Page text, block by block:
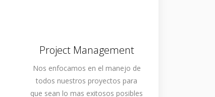
Project Management
Nos enfocamos en el manejo de
todos nuestros proyectos para
que sean lo mas exitosos posibles